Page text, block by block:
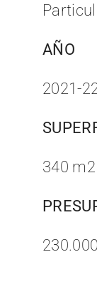
AÑO
2021-
340 m2